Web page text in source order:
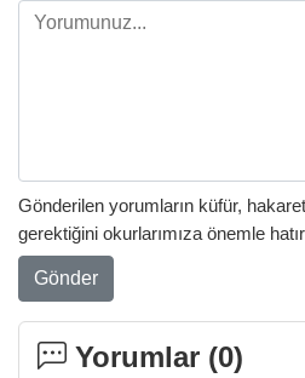
Gönderilen yorumların küfür,
gerektiğini okurlarımıza önemle
Gönder
Yorumlar (0)